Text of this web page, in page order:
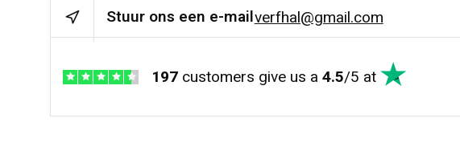
Stuur ons een e-mailverfhal@gmail.com
197 customers give us a 4.5/5 at